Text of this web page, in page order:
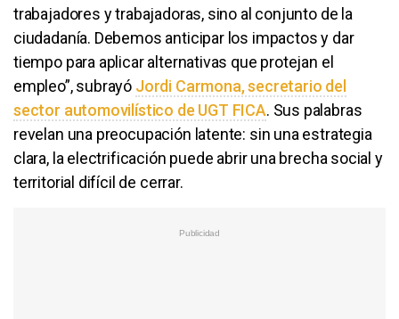
trabajadores y trabajadoras, sino al conjunto de la
ciudadanía. Debemos anticipar los impactos y dar
tiempo para aplicar alternativas que protejan el
empleo”, subrayó Jordi Carmona, secretario del
sector automovilístico de UGT FICA. Sus palabras
revelan una preocupación latente: sin una estrategia
clara, la electrificación puede abrir una brecha social y
territorial difícil de cerrar.